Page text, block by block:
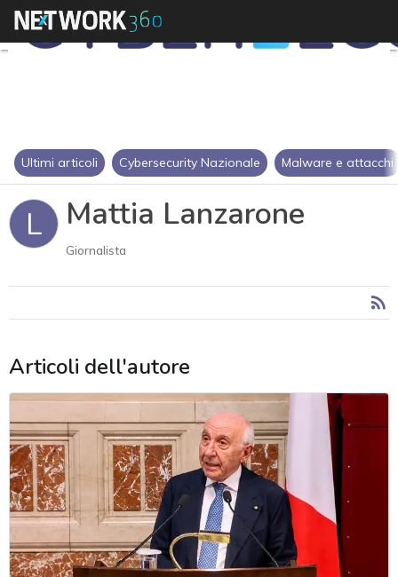
Ultimi articoli Cybersecurity Nazionale Malware e attacchi
L Mattia Lanzarone
Giornalista
Articoli dell'autore